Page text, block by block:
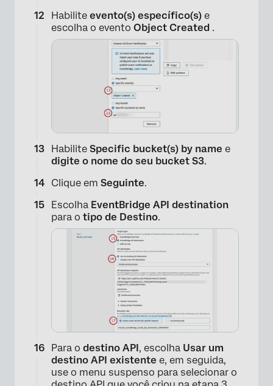
Habilite evento(s) específico(s) e
escolha o evento Object Created .
Habilite Specific bucket(s) by name e
digite o nome do seu bucket S3.
Clique em Seguinte.
Escolha EventBridge API destination
para o tipo de Destino.
Para o destino API, escolha Usar um
destino API existente e, em seguida,
use o menu suspenso para selecionar o